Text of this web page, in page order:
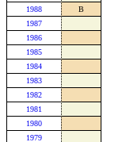
1988
B
1987
1986
1985
1984
1983
1982
1981
1980
1979